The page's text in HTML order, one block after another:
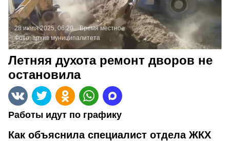
28 июля 2025, 06:20
Время местное
Фото:архив муниципалитета
Летняя духота ремонт дворов не
остановила
Работы идут по графику
Как объяснила специалист отдела ЖКХ